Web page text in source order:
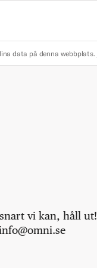
data på denna webbplats.
vi kan, håll ut!